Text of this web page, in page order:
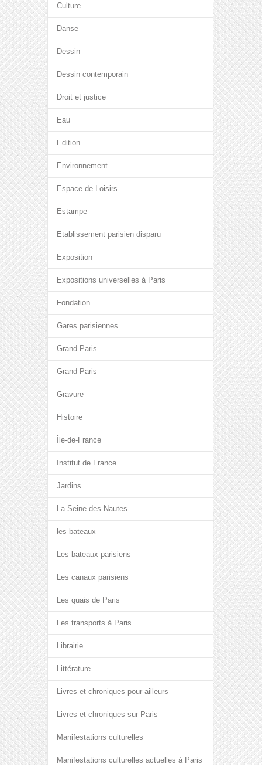
Culture
Danse
Dessin
Dessin contemporain
Droit et justice
Eau
Edition
Environnement
Espace de Loisirs
Estampe
Etablissement parisien disparu
Exposition
Expositions universelles à Paris
Fondation
Gares parisiennes
Grand Paris
Grand Paris
Gravure
Histoire
Île-de-France
Institut de France
Jardins
La Seine des Nautes
les bateaux
Les bateaux parisiens
Les canaux parisiens
Les quais de Paris
Les transports à Paris
Librairie
Littérature
Livres et chroniques pour ailleurs
Livres et chroniques sur Paris
Manifestations culturelles
Manifestations culturelles actuelles à Paris